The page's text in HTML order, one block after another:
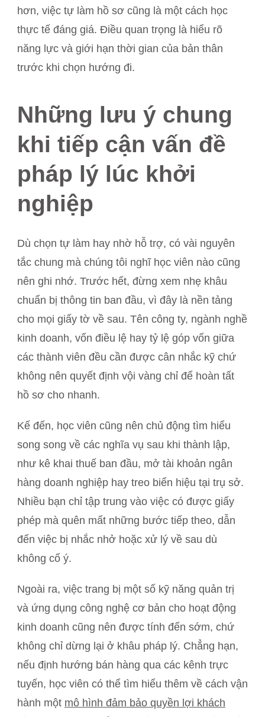
hơn, việc tự làm hồ sơ cũng là một cách học
thực tế đáng giá. Điều quan trọng là hiểu rõ
năng lực và giới hạn thời gian của bản thân
trước khi chọn hướng đi.
Những lưu ý chung
khi tiếp cận vấn đề
pháp lý lúc khởi
nghiệp
Dù chọn tự làm hay nhờ hỗ trợ, có vài nguyên
tắc chung mà chúng tôi nghĩ học viên nào cũng
nên ghi nhớ. Trước hết, đừng xem nhẹ khâu
chuẩn bị thông tin ban đầu, vì đây là nền tảng
cho mọi giấy tờ về sau. Tên công ty, ngành nghề
kinh doanh, vốn điều lệ hay tỷ lệ góp vốn giữa
các thành viên đều cần được cân nhắc kỹ chứ
không nên quyết định vội vàng chỉ để hoàn tất
hồ sơ cho nhanh.
Kế đến, học viên cũng nên chủ động tìm hiểu
song song về các nghĩa vụ sau khi thành lập,
như kê khai thuế ban đầu, mở tài khoản ngân
hàng doanh nghiệp hay treo biển hiệu tại trụ sở.
Nhiều bạn chỉ tập trung vào việc có được giấy
phép mà quên mất những bước tiếp theo, dẫn
đến việc bị nhắc nhở hoặc xử lý về sau dù
không cố ý.
Ngoài ra, việc trang bị một số kỹ năng quản trị
và ứng dụng công nghệ cơ bản cho hoạt động
kinh doanh cũng nên được tính đến sớm, chứ
không chỉ dừng lại ở khâu pháp lý. Chẳng hạn,
nếu định hướng bán hàng qua các kênh trực
tuyến, học viên có thể tìm hiểu thêm về cách vận
hành một mô hình đảm bảo quyền lợi khách